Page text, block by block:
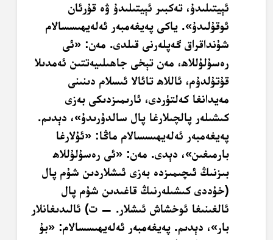
ئېيتىلىدۇ، تەكبىر ئېيتىلىدۇ ۋە قۇرئان
ئوقۇلىدۇ». ياكى پەيغەمبەر ئەلەيھىسسالام
شۇنداقراق گەپلەرنى قىلدى. مەن: «ئى
رەسۇلۇللاھ، مەن تېخى جاھىلىيەتتىن ئەمدىلا
قۇتۇلدۇم، ئاللاھ تائالا ئىسلام دىنىنى
مەيدانغا كەلتۈردى، ئارىمىزدىكى بەزى
كىشىلەر پالچىلارغا پال سالدۇرىدۇ»، دېدىم.
پەيغەمبەر ئەلەيھىسسالام ماڭا: «ئۇلارغا
بارمىغىن»، دېدى. مەن: «ئى رەسۇلۇللاھ
بىزنىڭ ئىچىمىزدە بەزى ئىشلاردىن شۇم پال
(خۇددى كىشىلەرنىڭ قاغىدىن شۇم پال
ئالغىنىغا ئوخشاش ئىشلار. — ت) ئالىدىغانلار
بار»، دېدىم. پەيغەمبەر ئەلەيھىسسالام: «بۇ